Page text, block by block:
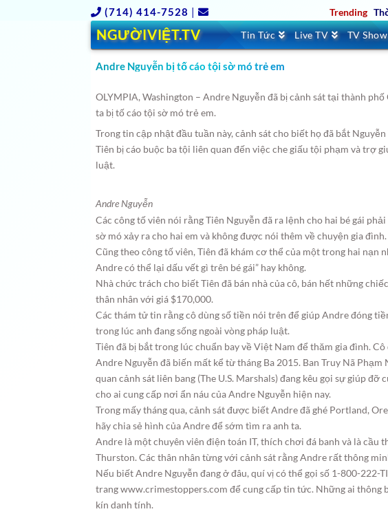
(714) 414-7528 | Trending
NGƯỜIVIỆT.TV Tin Tức Live TV TV Show
Andre Nguyễn bị tố cáo tội sờ mó trẻ em
OLYMPIA, Washington – Andre Nguyễn đã bị cảnh sát tại thành
ta bị tố cáo tội sờ mó trẻ em.
Trong tin cập nhật đầu tuần này, cảnh sát cho biết họ đã bắt
Tiên bị cáo buộc ba tội liên quan đến việc che giấu tội phạm và trợ
luật.
Andre Nguyễn
Các công tố viên nói rằng Tiên Nguyễn đã ra lệnh cho hai bé gái
sờ mó xảy ra cho hai em và không được nói thêm về chuyện gia đình.
Cũng theo công tố viên, Tiên đã khám cơ thể của một trong hai nạn
Andre có thể lại dấu vết gì trên bé gái” hay không.
Nhà chức trách cho biết Tiên đã bán nhà của cô, bán hết những
thân nhân với giá $170,000.
Các thám tử tin rằng cô dùng số tiền nói trên để giúp Andre đóng
trong lúc anh đang sống ngoài vòng pháp luật.
Tiên đã bị bắt trong lúc chuẩn bay về Việt Nam để thăm gia đình.
Andre Nguyễn đã biến mất kể từ tháng Ba 2015. Ban Truy Nã
quan cảnh sát liên bang (The U.S. Marshals) đang kêu gọi sự giúp
cho ai cung cấp nơi ẩn náu của Andre Nguyễn hiện nay.
Trong mấy tháng qua, cảnh sát được biết Andre đã ghé Portland,
hãy chia sẻ hình của Andre để sớm tìm ra anh ta.
Andre là một chuyên viên điện toán IT, thích chơi đá banh và là cầu
Thurston. Các thân nhân từng với cảnh sát rằng Andre rất thông
Nếu biết Andre Nguyễn đang ở đâu, quí vị có thể gọi số 1-800-222-
trang www.crimestoppers.com để cung cấp tin tức. Những ai thông
kín danh tính.